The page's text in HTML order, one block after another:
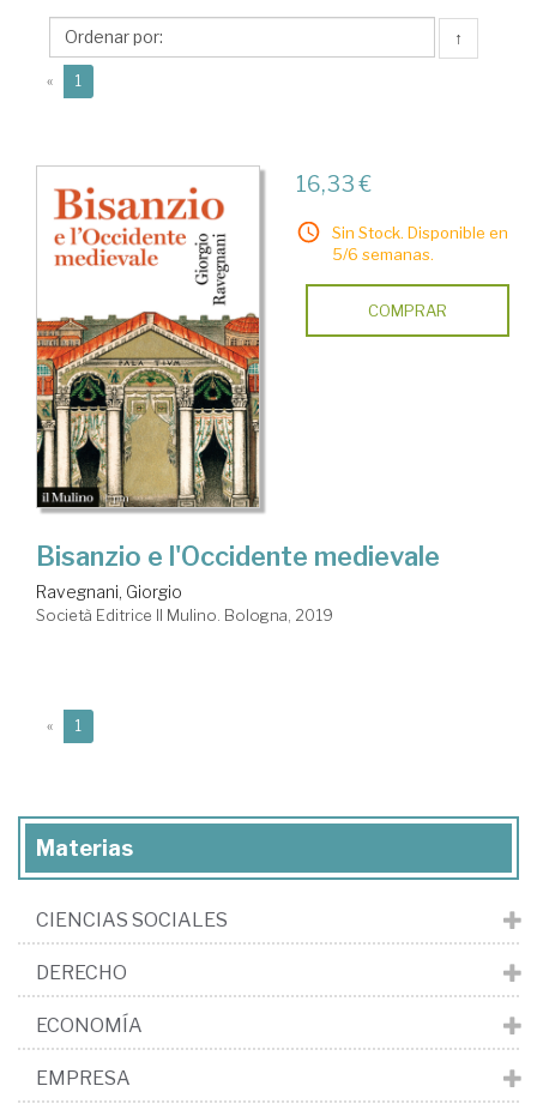
↑
« 1
16,33 €
Sin Stock. Disponible en
5/6 semanas.
COMPRAR
Bisanzio e l'Occidente medievale
Ravegnani, Giorgio
Società Editrice Il Mulino. Bologna, 2019
« 1
Materias
CIENCIAS SOCIALES
DERECHO
ECONOMÍA
EMPRESA